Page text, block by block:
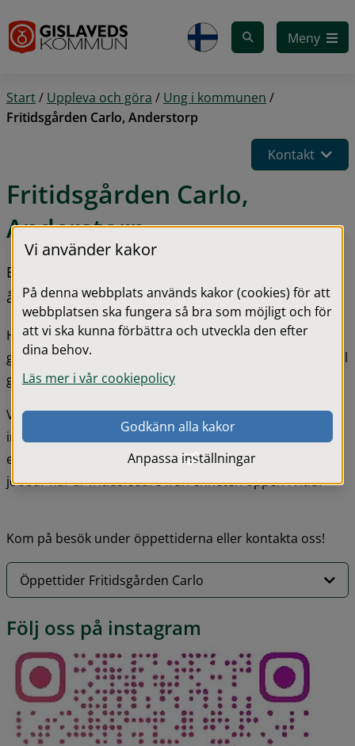
Meny
Start/ Uppleva och göra / Ung i kommunen /
Fritidsgården Carlo, Anderstorp
Kontakt
Fritidsgården Carlo,
Anderstorp
En mötesplats för unga i Anderstorp från 12 till 18
år.
Här kan du prova något nytt och göra saker som du
gillar. Vi som jobbar här kan hjälpa dig att hitta vad du vill
göra på fritiden.
Vi hjälper dig också att till exempel starta en
intressegrupp ihop med andra unga, planera ett
evenemang, skapa ett projekt och mycket annat. Vi som
jobbar här är fritidsledare från enheten öppen Fritid.
Kom på besök under öppettiderna eller kontakta oss!
Öppettider Fritidsgården Carlo
Följ oss på instagram
Vi använder kakor
På denna webbplats används kakor (cookies) för att
webbplatsen ska fungera så bra som möjligt och för
att vi ska kunna förbättra och utveckla den efter
dina behov.
Läs mer i vår cookiepolicy
Godkänn alla kakor
Anpassa inställningar